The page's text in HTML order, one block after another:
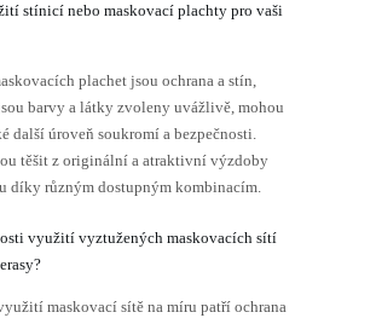
stínicí nebo maskovací plachty pro vaši
plachet jsou ochrana a stín,
barvy a látky zvoleny uvážlivě, mohou
další úroveň soukromí a bezpečnosti.
těšit z originální a atraktivní výzdoby
díky různým dostupným kombinacím.
využití vyztužených maskovacích sítí
maskovací sítě na míru patří ochrana